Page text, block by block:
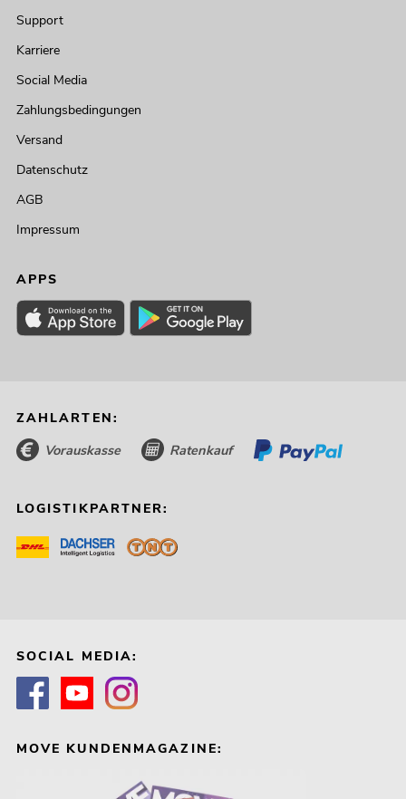
Support
Karriere
Social Media
Zahlungsbedingungen
Versand
Datenschutz
AGB
Impressum
APPS
ZAHLARTEN:
Vorauskasse Ratenkauf
LOGISTIKPARTNER:
SOCIAL MEDIA:
MOVE KUNDENMAGAZINE: